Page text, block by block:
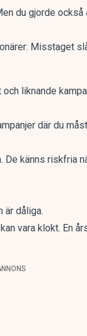
du gjorde
Misstaget
liknande
där du
känns riskfria
är dåliga.
vara klokt. En